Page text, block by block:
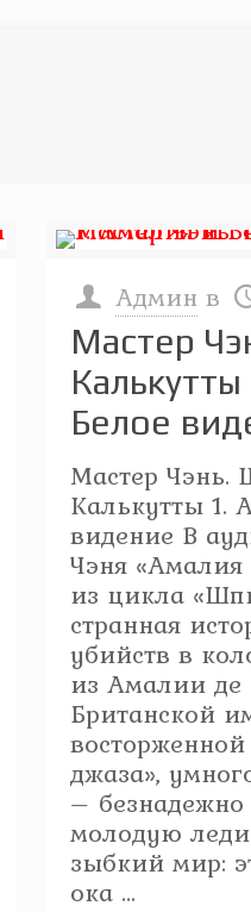
Админ в
Мастер
Белое
Мастер Чэнь.
Калькутты 1.
видение В
Чэня
из цикла
странная
убийств в
из Амалии де
Британской
джаза»,
–
молодую
зыбкий мир:
ока ...